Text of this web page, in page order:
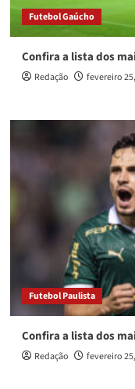
Futebol Gaúcho
Confira a lista dos
Redação fevereiro
Futebol Paulista
Confira a lista dos
Redação fevereiro